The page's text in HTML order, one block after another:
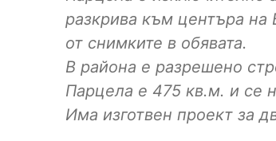
разкрива към центъра на
от снимките в обявата.
В района е разрешено
Парцела е 475 кв.м. и се
Има изготвен проект за